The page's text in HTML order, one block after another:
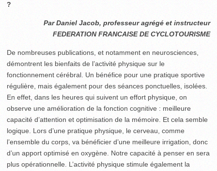
?
Par Daniel Jacob, professeur agrégé et instructeur
FEDERATION FRANCAISE DE CYCLOTOURISME
De nombreuses publications, et notam­ment en neurosciences,
démontrent les bienfaits de l’activité physique sur le
fonctionnement cérébral. Un bénéfice pour une pratique sportive
régulière, mais également pour des séances ponctuelles, isolées.
En effet, dans les heures qui suivent un effort physique, on
observe une amélioration de la fonction cognitive : meilleure
capacité d’attention et optimi­sation de la mémoire. Et cela semble
logique. Lors d’une pratique physique, le cerveau, comme
l’ensemble du corps, va bénéficier d’une meilleure irrigation, donc
d’un apport opti­misé en oxygène. Notre capacité à penser en sera
plus opérationnelle. L’activité physique stimule également la